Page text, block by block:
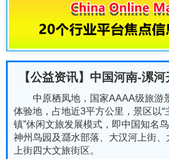
【公益资讯】中国河南-漯
中原栖凤地，国家AAAA级旅游
体验地，占地近3平方公里，景区以“
镇”休闲文旅发展模式，即中国知
神州鸟园及㶏水部落、大汉河上街
上街四大文旅街区。